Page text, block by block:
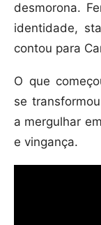
desmorona.
identidade,
contou para
O que
se
a mergulhar
e vingança.